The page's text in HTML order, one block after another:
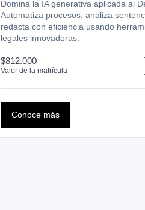
Domina la IA generativa aplicada al
Automatiza procesos, analiza
redacta con eficiencia usando
legales innovadoras.
$812.000
Valor de la matrícula
Conoce más